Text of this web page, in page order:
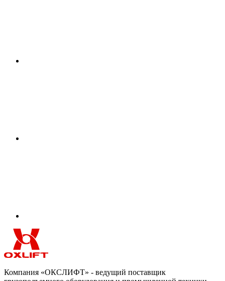
Компания «ОКСЛИФТ» - ведущий поставщик